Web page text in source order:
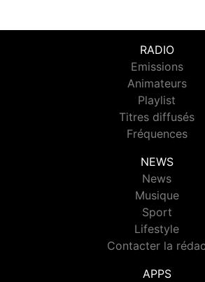
RADIO
Emissions
Animateurs
Playlist
Titres diffusés
Fréquences
NEWS
News
Musique
Sport
Lifestyle
Contacter la rédac
APPS